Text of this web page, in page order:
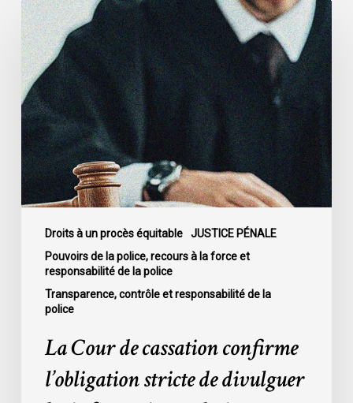
Droits à un procès équitable
JUSTICE PÉNALE
Pouvoirs de la police, recours à la force et
responsabilité de la police
Transparence, contrôle et responsabilité de la
police
La
Cour
de
cassation
confirme
l’obligation
stricte
de
divulguer
les
informations
relatives
fautes
professionnelles
police
dans
La Cour de cassation confirme
l’obligation stricte de divulguer